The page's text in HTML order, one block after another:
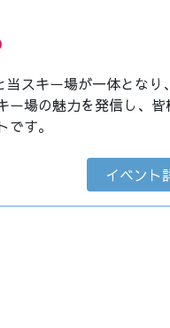
スキー場が一体となり
ー場の魅力を発信し、皆
す。
イベント